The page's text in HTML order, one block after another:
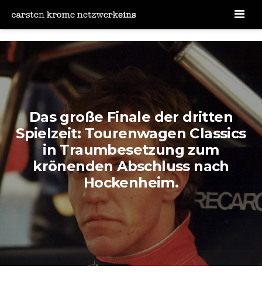
Das große Finale der dritten
Spielzeit: Tourenwagen Classics
in Traumbesetzung zum
krönenden Abschluss nach
Hockenheim.